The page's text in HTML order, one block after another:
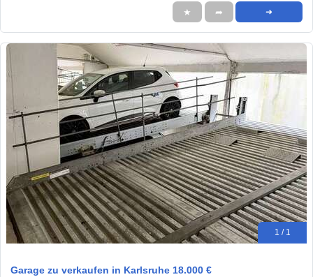
★ ➦ ➜
1 / 1
Garage zu verkaufen in Karlsruhe 18.000 €